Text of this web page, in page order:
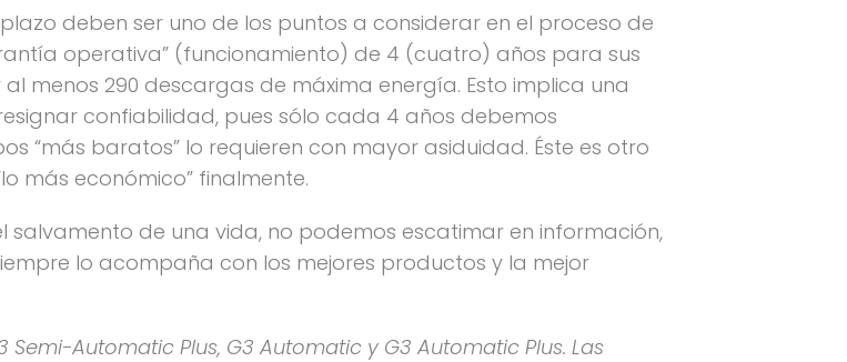
deben ser uno de los puntos a considerar en el proceso de
operativa” (funcionamiento) de 4 (cuatro) años para sus
menos 290 descargas de máxima energía. Esto implica una
confiabilidad, pues sólo cada 4 años debemos
“más baratos” lo requieren con mayor asiduidad. Éste es otro
más económico” finalmente.
de una vida, no podemos escatimar en información,
lo acompaña con los mejores productos y la mejor
Automatic Plus, G3 Automatic y G3 Automatic Plus. Las